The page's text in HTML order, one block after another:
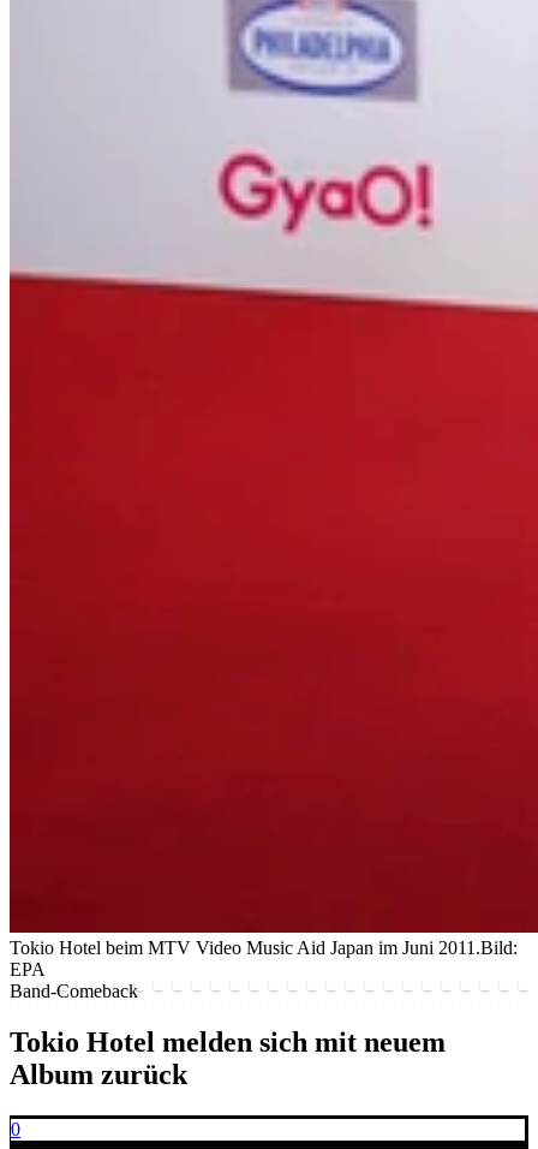
Tokio Hotel beim MTV Video Music Aid Japan im Juni 2011.Bild:
EPA
Band-Comeback
Tokio Hotel melden sich mit neuem
Album zurück
0